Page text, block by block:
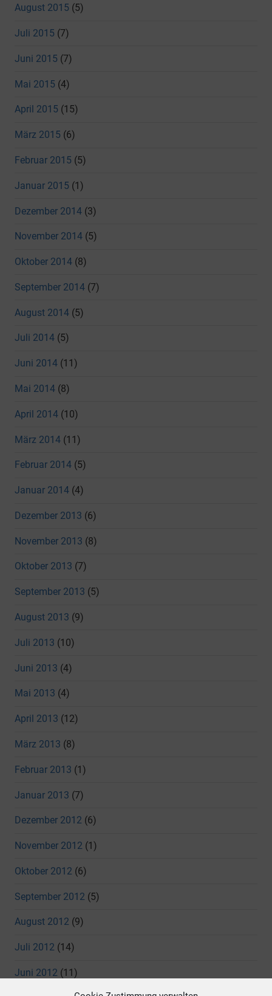
August 2015 (5)
Juli 2015 (7)
Juni 2015 (7)
Mai 2015 (4)
April 2015 (15)
März 2015 (6)
Februar 2015 (5)
Januar 2015 (1)
Dezember 2014 (3)
November 2014 (5)
Oktober 2014 (8)
September 2014 (7)
August 2014 (5)
Juli 2014 (5)
Juni 2014 (11)
Mai 2014 (8)
April 2014 (10)
März 2014 (11)
Februar 2014 (5)
Januar 2014 (4)
Dezember 2013 (6)
November 2013 (8)
Oktober 2013 (7)
September 2013 (5)
August 2013 (9)
Juli 2013 (10)
Juni 2013 (4)
Mai 2013 (4)
April 2013 (12)
März 2013 (8)
Februar 2013 (1)
Januar 2013 (7)
Dezember 2012 (6)
November 2012 (1)
Oktober 2012 (6)
September 2012 (5)
August 2012 (9)
Juli 2012 (14)
Juni 2012 (11)